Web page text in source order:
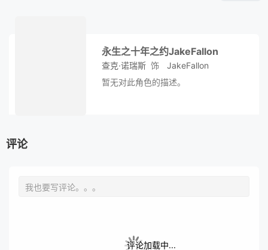
永生之十年之约JakeFallon
查克·诺瑞斯 饰
JakeFallon
暂无对此角色的描述。
评论
评论加载中...